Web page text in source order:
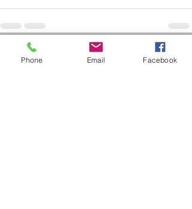
Entradas recientes Ver todo
Phone Email Facebook